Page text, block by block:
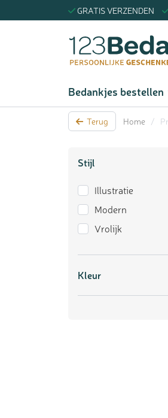
GRATIS VERZENDEN
Bedankjes bestellen
Terug Home /
Stijl
Illustratie
Modern
Vrolijk
Kleur